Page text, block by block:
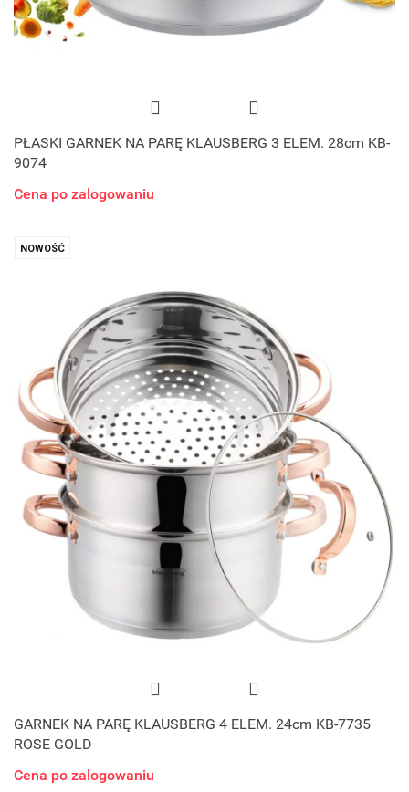
PŁASKI GARNEK NA PARĘ KLAUSBERG 3 ELEM. 28cm KB-
9074
Cena po zalogowaniu
NOWOŚĆ
GARNEK NA PARĘ KLAUSBERG 4 ELEM. 24cm KB-7735
ROSE GOLD
Cena po zalogowaniu